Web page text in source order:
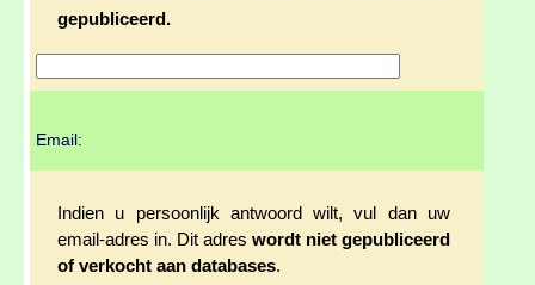
gepubliceerd.
Email:
Indien u persoonlijk antwoord wilt, vul dan uw
email-adres in. Dit adres wordt niet gepubliceerd
of verkocht aan databases.